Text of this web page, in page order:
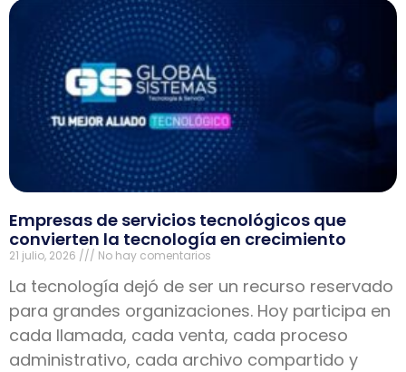
Empresas de servicios tecnológicos que
convierten la tecnología en crecimiento
21 julio, 2026 No hay comentarios
La tecnología dejó de ser un recurso reservado
para grandes organizaciones. Hoy participa en
cada llamada, cada venta, cada proceso
administrativo, cada archivo compartido y